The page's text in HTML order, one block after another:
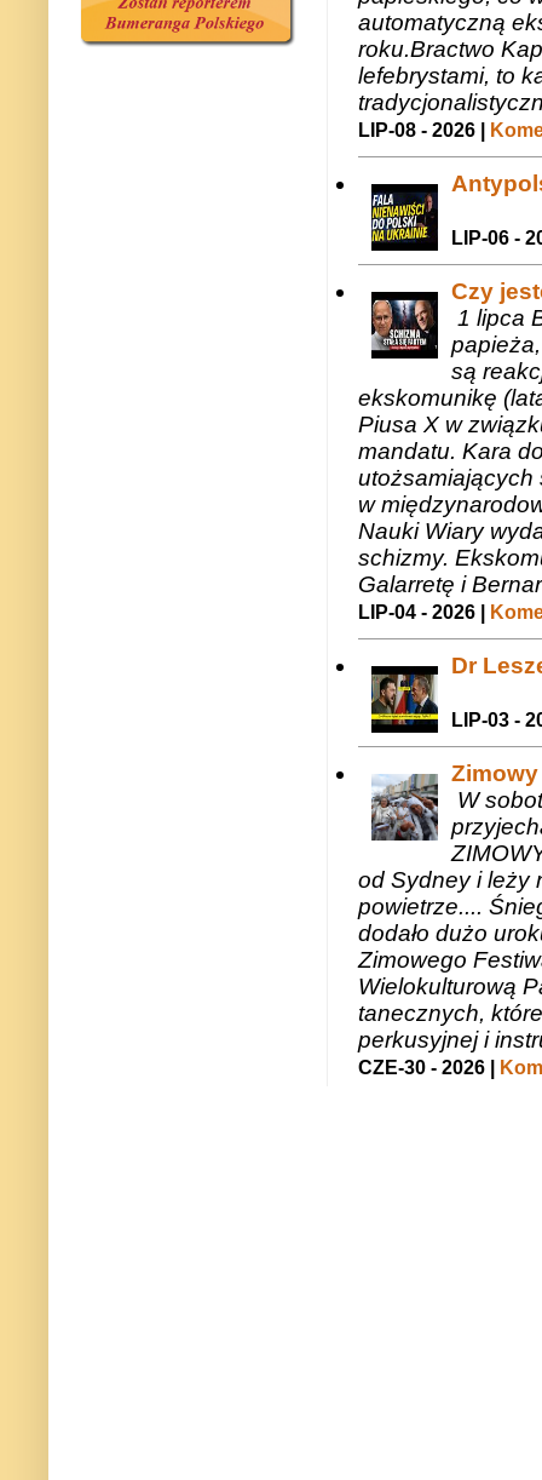
automatyczną
roku.Bractwo
lefebrystami, to
LIP-08 - 2026 |
LIP-06 -
Czy
1 lipca
są
ekskomunikę
Piusa X w
mandatu. Kara
utożsamiających
w
Nauki Wiary
schizmy.
Galarretę i
LIP-04 - 2026 |
Dr
LIP-03 -
W
od Sydney i leży
powietrze....
dodało dużo
Zimowego
Wielokulturową
tanecznych,
perkusyjnej i
CZE-30 - 2026 |